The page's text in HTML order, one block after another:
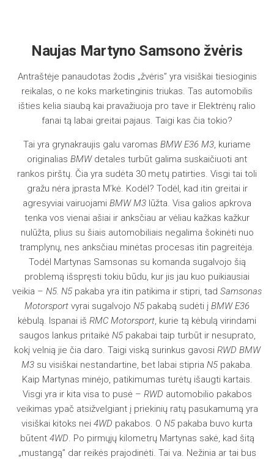
Naujas Martyno Samsono žvėris
Antraštėje panaudotas žodis „žvėris” yra visiškai tiesioginis
reikalas, o ne koks marketinginis triukas. Tas automobilis
išties kelia siaubą kai pravažiuoja pro tave ir Elektrėnų ralio
fanai tą labai greitai pajaus. Taigi kas čia tokio?
Tai yra grynakraujis galu varomas BMW E36 M3, kuriame
originalias BMW detales turbūt galima suskaičiuoti ant
rankos pirštų. Čia yra sudėta 30 metų patirties. Visgi tai toli
gražu nėra įprasta M’kė. Kodėl? Todėl, kad itin greitai ir
agresyviai vairuojami BMW M3 lūžta. Visa galios apkrova
tenka vos vienai ašiai ir anksčiau ar vėliau kažkas kažkur
nulūžta, plius su šiais automobiliais negalima šokinėti nuo
tramplynų, nes anksčiau minėtas procesas itin pagreitėja.
Todėl Martynas Samsonas su komanda sugalvojo šią
problemą išspręsti tokiu būdu, kur jis jau kuo puikiausiai
veikia – N5. N5 pakaba yra itin patikima ir stipri, tad Samsonas
Motorsport vyrai sugalvojo N5 pakabą sudėti į BMW E36
kėbulą. Ispanai iš RMC Motorsport, kurie tą kėbulą virindami
saugos lankus pritaikėN5pakabai taip turbūt ir nesuprato,
kokį velnią jie čia daro. Taigi viską surinkus gavosi RWD BMW
M3 su visiškai nestandartine, bet labai stipria N5 pakaba.
Kaip Martynas minėjo, patikimumas turėtų išaugti kartais.
Visgi yra ir kita visa to pusė – RWD automobilio pakabos
veikimas ypač atsižvelgiant į priekinių ratų pasukamumą yra
visiškai kitoks nei 4WD pakabos. O N5 pakaba buvo kurta
būtent 4WD. Po pirmųjų kilometrų Martynas sakė, kad šitą
„mustangą” dar reikės prajodinėti. Tai va. Nežinia ar tai bus